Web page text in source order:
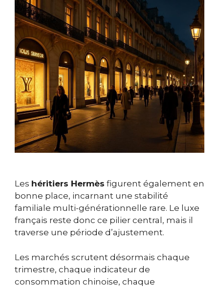
Les héritiers Hermès figurent également en
bonne place, incarnant une stabilité
familiale multi-générationnelle rare. Le luxe
français reste donc ce pilier central, mais il
traverse une période d’ajustement.
Les marchés scrutent désormais chaque
trimestre, chaque indicateur de
consommation chinoise, chaque